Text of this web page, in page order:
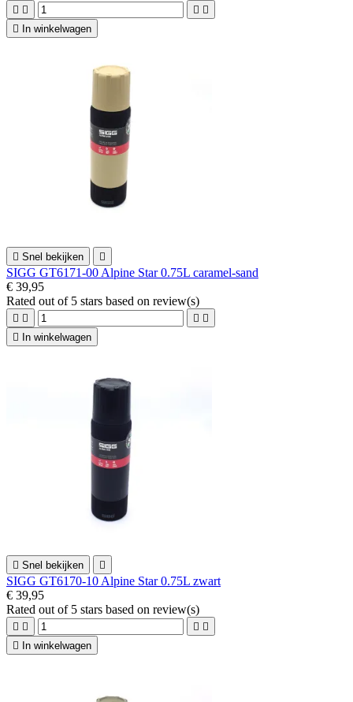
   

In winkelwagen
 Snel bekijken 
SIGG GT6171-00 Alpine Star 0.75L caramel-sand
€ 39,95
Rated out of 5 stars based on review(s)
   

In winkelwagen
 Snel bekijken 
SIGG GT6170-10 Alpine Star 0.75L zwart
€ 39,95
Rated out of 5 stars based on review(s)
   

In winkelwagen